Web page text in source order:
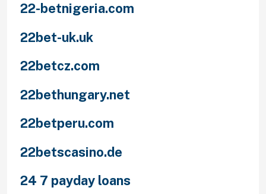
22-betnigeria.com
22bet-uk.uk
22betcz.com
22bethungary.net
22betperu.com
22betscasino.de
24 7 payday loans